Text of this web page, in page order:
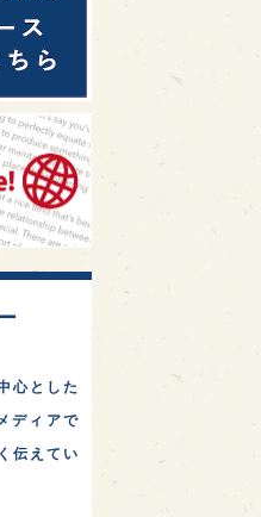
心とした
ディアで
伝えてい